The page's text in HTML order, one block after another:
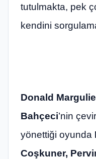
tutulmakta, pek
kendini
Donald
Bahçeci’nin
yönettiği oyunda
Coşkuner,